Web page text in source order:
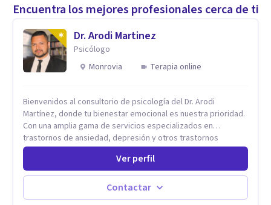
Encuentra los mejores profesionales cerca de ti
Dr. Arodi Martinez
Psicólogo
Monrovia
Terapia online
Bienvenidos al consultorio de psicología del Dr. Arodi
Martínez, donde tu bienestar emocional es nuestra prioridad.
Con una amplia gama de servicios especializados en
trastornos de ansiedad, depresión y otros trastornos
emocionales, estamos dedicados a ofrecerte el mejor
tratamiento para mejorar tu salud mental. En nuestro
consultorio, ofrecemos una variedad de terapias y
tratamientos diseñados para satisfacer tus necesidades
específicas: Terapia para Trastornos de Ansiedad y
Ver perfil
Contactar